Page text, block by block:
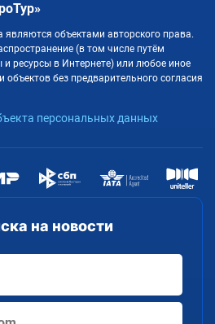
на новости
являются объектами авторского права.
(в том числе путём
и ресурсы в Интернете) или любое иное
без предварительного согласия
персональных данных